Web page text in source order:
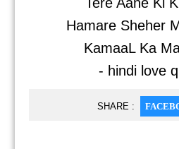
Hamare Sheher
KamaaL Ka
- hindi love
SHARE :